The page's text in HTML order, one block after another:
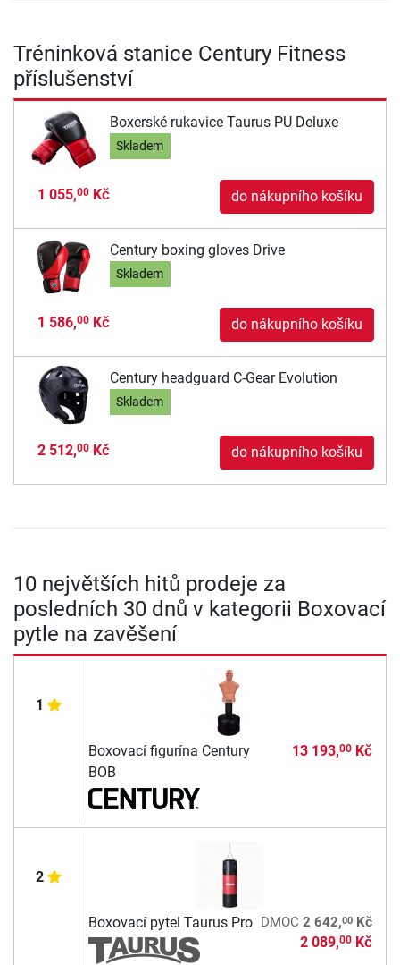
Tréninková stanice Century Fitness
příslušenství
Boxerské rukavice Taurus PU Deluxe
Skladem
1 055,00Kč do nákupního košíku
Century boxing gloves Drive
Skladem
1 586,00Kč do nákupního košíku
Century headguard C-Gear Evolution
Skladem
2 512,00Kč do nákupního košíku
10 největších hitů prodeje za
posledních 30 dnů v kategorii Boxovací
pytle na zavěšení
1
Boxovací figurína Century
BOB
13 193,00Kč
2
Boxovací pytel Taurus Pro DMOC 2 642,00Kč
2 089,00Kč